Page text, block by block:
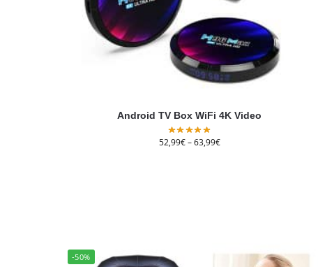
Android TV Box WiFi 4K Video
52,99€–63,99€
-50%